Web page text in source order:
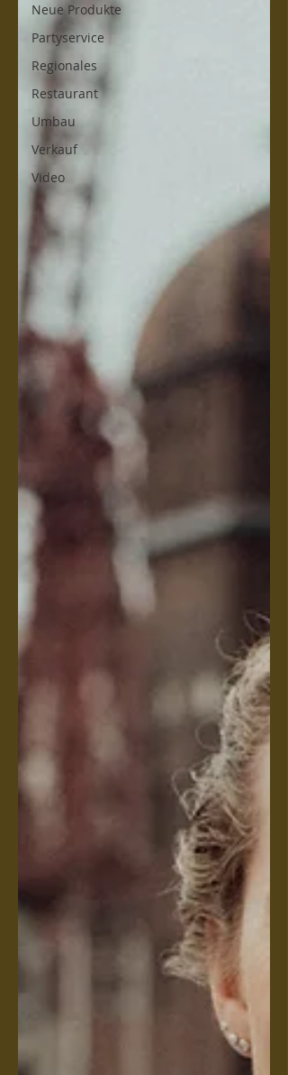
Neue Produkte
Partyservice
Regionales
Restaurant
Umbau
Verkauf
Video